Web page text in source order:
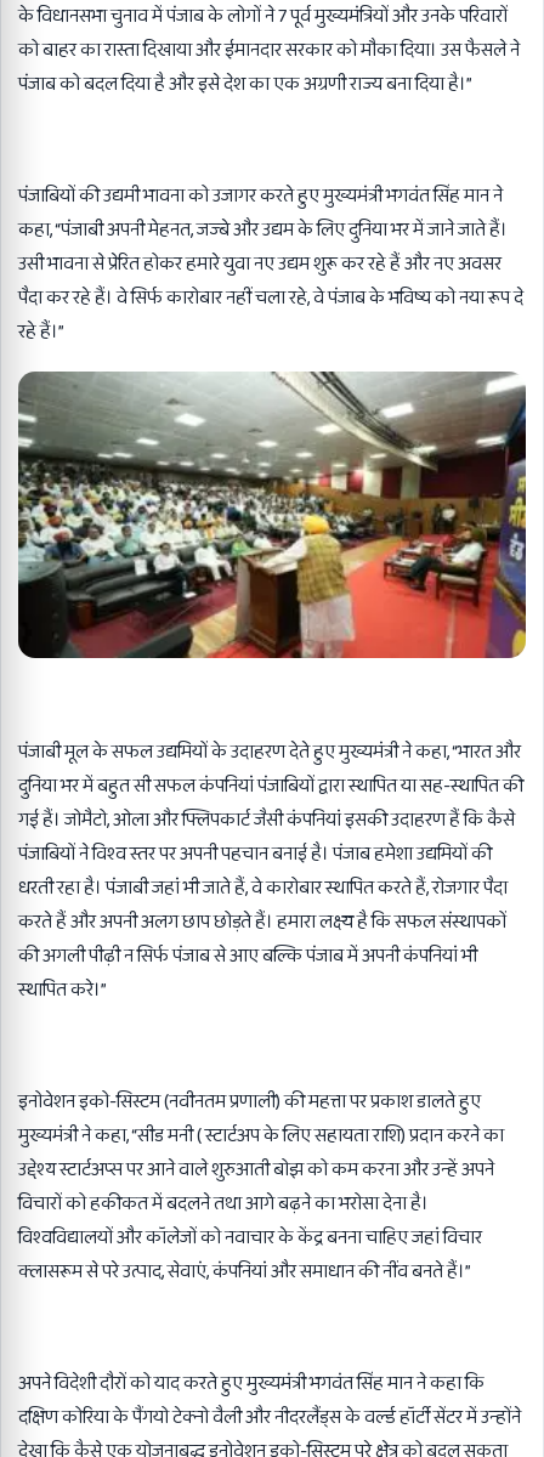
के विधानसभा चुनाव में पंजाब के लोगों ने 7 पूर्व मुख्यमंत्रियों और उनके परिवारों
को बाहर का रास्ता दिखाया और ईमानदार सरकार को मौका दिया। उस फैसले ने
पंजाब को बदल दिया है और इसे देश का एक अग्रणी राज्य बना दिया है।”
पंजाबियों की उद्यमी भावना को उजागर करते हुए मुख्यमंत्री भगवंत सिंह मान ने
कहा, “पंजाबी अपनी मेहनत, जज्बे और उद्यम के लिए दुनिया भर में जाने जाते हैं।
उसी भावना से प्रेरित होकर हमारे युवा नए उद्यम शुरू कर रहे हैं और नए अवसर
पैदा कर रहे हैं। वे सिर्फ कारोबार नहीं चला रहे, वे पंजाब के भविष्य को नया रूप दे
रहे हैं।”
पंजाबी मूल के सफल उद्यमियों के उदाहरण देते हुए मुख्यमंत्री ने कहा, “भारत और
दुनिया भर में बहुत सी सफल कंपनियां पंजाबियों द्वारा स्थापित या सह-स्थापित की
गई हैं। जोमैटो, ओला और फ्लिपकार्ट जैसी कंपनियां इसकी उदाहरण हैं कि कैसे
पंजाबियों ने विश्व स्तर पर अपनी पहचान बनाई है। पंजाब हमेशा उद्यमियों की
धरती रहा है। पंजाबी जहां भी जाते हैं, वे कारोबार स्थापित करते हैं, रोजगार पैदा
करते हैं और अपनी अलग छाप छोड़ते हैं। हमारा लक्ष्य है कि सफल संस्थापकों
की अगली पीढ़ी न सिर्फ पंजाब से आए बल्कि पंजाब में अपनी कंपनियां भी
स्थापित करे।”
इनोवेशन इको-सिस्टम (नवीनतम प्रणाली) की महत्ता पर प्रकाश डालते हुए
मुख्यमंत्री ने कहा, “सीड मनी ( स्टार्टअप के लिए सहायता राशि) प्रदान करने का
उद्देश्य स्टार्टअप्स पर आने वाले शुरुआती बोझ को कम करना और उन्हें अपने
विचारों को हकीकत में बदलने तथा आगे बढ़ने का भरोसा देना है।
विश्वविद्यालयों और कॉलेजों को नवाचार के केंद्र बनना चाहिए जहां विचार
क्लासरूम से परे उत्पाद, सेवाएं, कंपनियां और समाधान की नींव बनते हैं।”
अपने विदेशी दौरों को याद करते हुए मुख्यमंत्री भगवंत सिंह मान ने कहा कि
दक्षिण कोरिया के पैंगयो टेक्नो वैली और नीदरलैंड्स के वर्ल्ड हॉर्टी सेंटर में उन्होंने